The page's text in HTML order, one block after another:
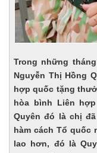
Trong những
Nguyễn Thị Hồng
hợp quốc tặng
hòa bình Liên
Quyên đó là chị
hàm cách Tổ quốc
lao hơn, đó là